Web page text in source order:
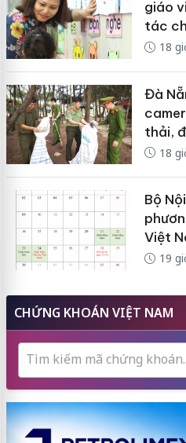
giáo
tác
18
Đà
thải,
18
Bộ
Việt
19
CHỨNG KHOÁN VIỆT NAM
Tìm kiếm mã chứng